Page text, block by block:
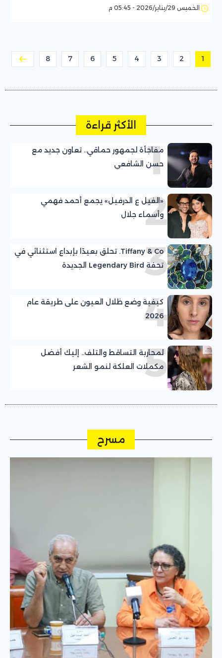
الخميس 29/يناير/2026 - 05:45 م
1
2
3
4
5
6
7
8
الأكثر قراءة
1
مفاجأة لجمهور حماقي.. تعاون جديد مع
حسن الشافعي
2
«الفيل ع الدرفيل» يجمع أحمد فهمي
وأسماء جلال
3
Tiffany & Co. تحلق بعيدًا بإبداع استثنائي في
تحفة Legendary Bird الجديدة
4
كيفية وضع ظلال العيون على طريقة عام
2026
5
لمحاربة التساقط والتلف.. إليك أفضل
مكملات العلكة لنمو الشعر
مسرح